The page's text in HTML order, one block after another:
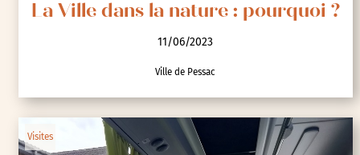
La Ville dans la nature : pourquoi ?
11/06/2023
Ville de Pessac
Visites